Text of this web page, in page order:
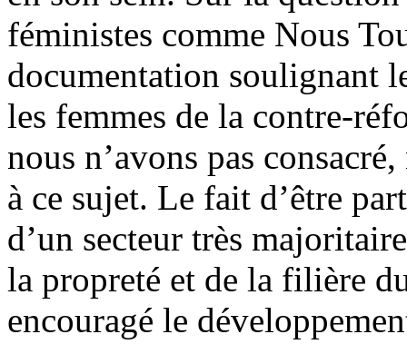
féministes comme Nous
documentation soulignant
les femmes de la contre-
nous n’avons pas
à ce sujet. Le fait d’être
d’un secteur très
la propreté et de la filière
encouragé le